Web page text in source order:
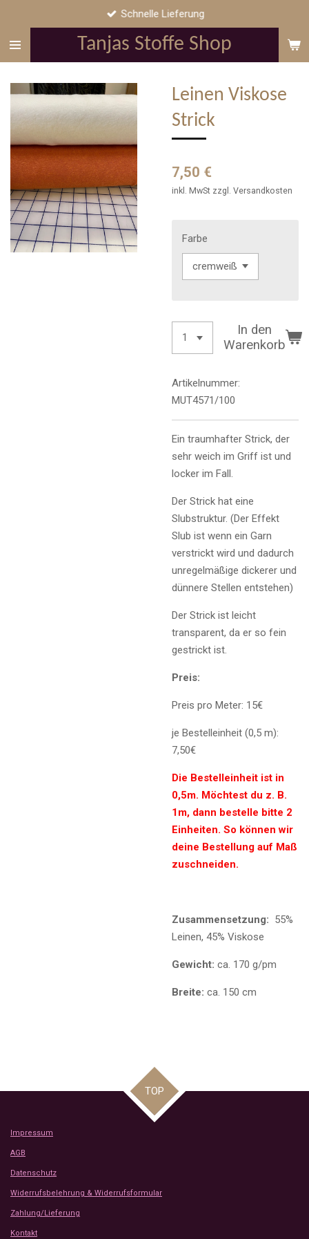
springen
Tanjas Stoffe Shop
Schnelle Lieferung
Leinen Viskose
Strick
7,50 €
inkl. MwSt zzgl. Versandkosten
Farbe
In den
Warenkorb
Artikelnummer:
MUT4571/100
Ein traumhafter Strick, der
sehr weich im Griff ist und
locker im Fall.
Der Strick hat eine
Slubstruktur. (Der Effekt
Slub ist wenn ein Garn
verstrickt wird und dadurch
unregelmäßige dickerer und
dünnere Stellen entstehen)
Der Strick ist leicht
transparent, da er so fein
gestrickt ist.
Preis:
Preis pro Meter: 15€
je Bestelleinheit (0,5 m):
7,50€
Die Bestelleinheit ist in
0,5m. Möchtest du z. B.
1m, dann bestelle bitte 2
Einheiten. So können wir
deine Bestellung auf Maß
zuschneiden.
Zusammensetzung: 55%
Leinen, 45% Viskose
Gewicht: ca. 170 g/pm
Breite: ca. 150 cm
TOP
Impressum
AGB
Datenschutz
Widerrufsbelehrung & Widerrufsformular
Zahlung/Lieferung
Kontakt